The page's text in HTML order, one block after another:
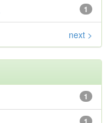
1
next >
1